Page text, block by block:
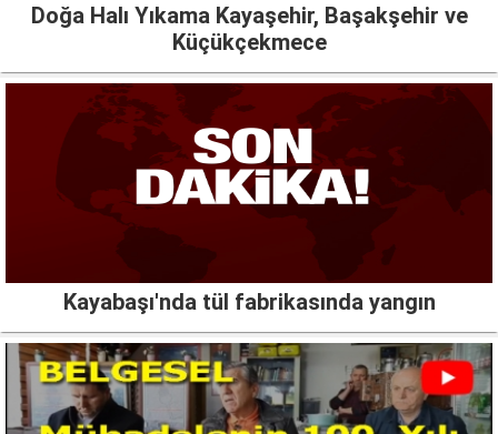
Doğa Halı Yıkama Kayaşehir, Başakşehir ve
Küçükçekmece
Kayabaşı'nda tül fabrikasında yangın